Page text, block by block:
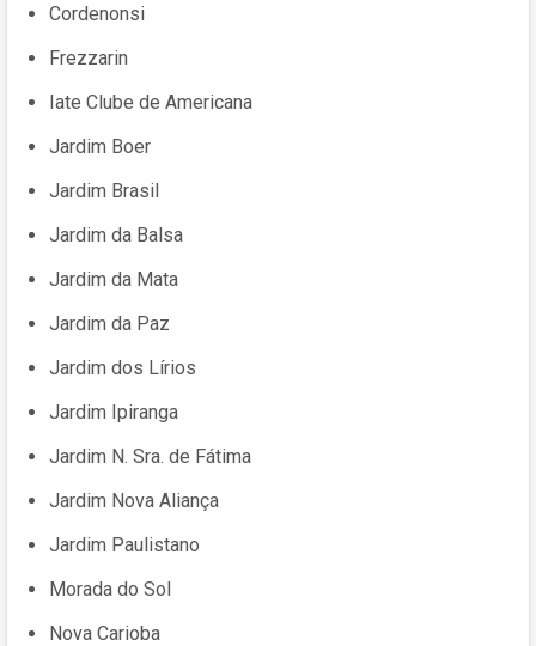
Cordenonsi
Frezzarin
Iate Clube de Americana
Jardim Boer
Jardim Brasil
Jardim da Balsa
Jardim da Mata
Jardim da Paz
Jardim dos Lírios
Jardim Ipiranga
Jardim N. Sra. de Fátima
Jardim Nova Aliança
Jardim Paulistano
Morada do Sol
Nova Carioba